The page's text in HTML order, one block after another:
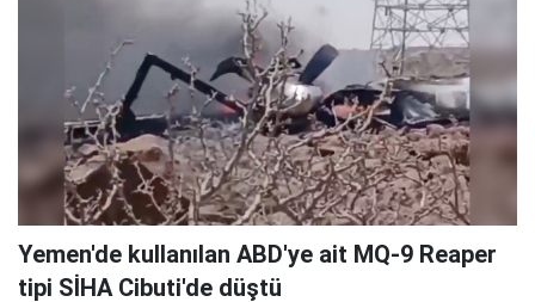
Yemen'de kullanılan ABD'ye ait MQ-9 Reaper
tipi SİHA Cibuti'de düştü